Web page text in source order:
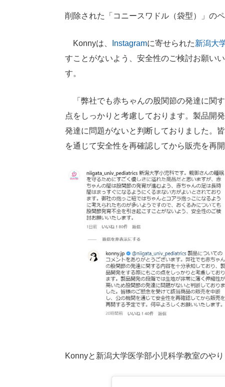
削除された「コニースワドル（袋型）」の
Konnyは、 Instagramに寄せられた新潟大
すことがないよう、安全性のご検討お願い
す。
「弊社でも赤ちゃんの股関節の発達に関
点をしっかりと考慮しております。製品開
発達に問題がないと判断しておりました。
を通じて安全性を再確認してから販売を再開
Konnyと新潟大学医学部小児科学教室のやり